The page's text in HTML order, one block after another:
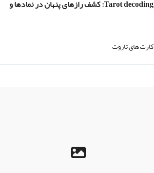
Tarot decoding: کشف رازهای پنهان در نمادها و
کارت های تاروت